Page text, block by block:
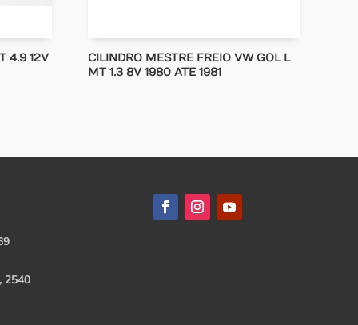
4.9 12V
CILINDRO MESTRE FREIO VW GOL L
MT 1.3 8V 1980 ATE 1981
2540